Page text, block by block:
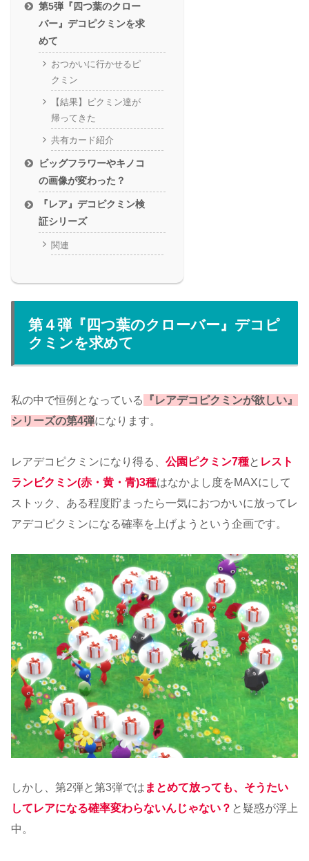
第5弾『四つ葉のクロー
バー』デコピクミンを求
めて
おつかいに行かせるピ
クミン
【結果】ピクミン達が
帰ってきた
共有カード紹介
ビッグフラワーやキノコ
の画像が変わった？
『レア』デコピクミン検
証シリーズ
関連
第４弾『四つ葉のクローバー』デコピ
クミンを求めて
私の中で恒例となっている
『レアデコピクミンが欲しい』
シリーズの第4弾になります。
レアデコピクミンになり得る、 公園ピクミン7種と レスト
ランピクミン(赤・黄・青)3種はなかよし度をMAXにして
ストック、ある程度貯まったら一気におつかいに放ってレ
アデコピクミンになる確率を上げようという企画です。
しかし、第2弾と第3弾では まとめて放っても、そうたい
してレアになる確率変わらないんじゃない？ と疑惑が浮上
中。